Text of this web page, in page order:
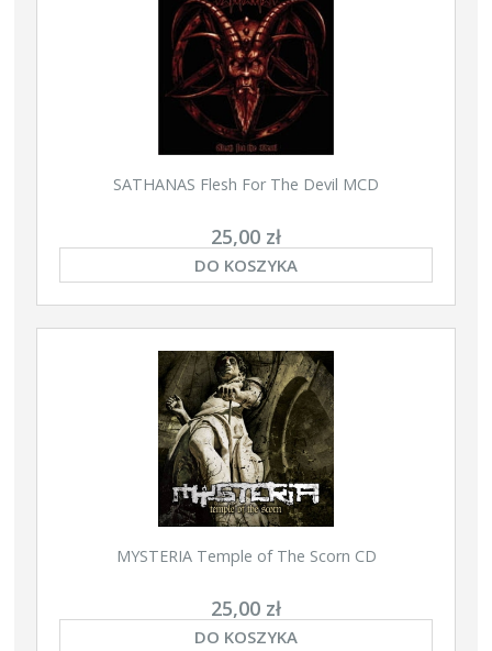
SATHANAS Flesh For The Devil MCD
25,00 zł
DO KOSZYKA
MYSTERIA Temple of The Scorn CD
25,00 zł
DO KOSZYKA